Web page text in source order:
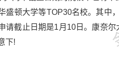
盛顿大学等TOP30名校。其中
请截止日期是1月10日。康奈
下!